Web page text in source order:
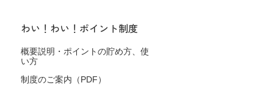
わい！わい！ポイント制度
概要説明・ポイントの貯め方、使
い方
制度のご案内（PDF）